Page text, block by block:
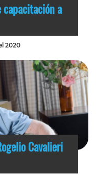
capacitación a
2020
Cavalieri